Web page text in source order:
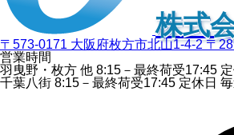
株式
〒573-0171 大阪府枚方市北山1-4-2 〒
営業時間
羽曳野・枚方 他 8:15－最終荷受17:45
千葉八街 8:15－最終荷受17:45 定休日